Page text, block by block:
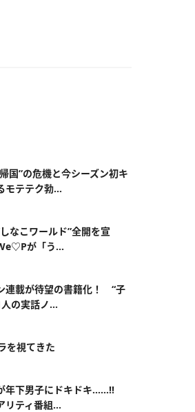
国”の危機と今シーズン初キ
テテク勃...
なこワールド”全開を宣
が「う...
連載が待望の書籍化！ “子
の実話ノ...
を視てきた
年下男子にドキドキ……!!
リティ番組...